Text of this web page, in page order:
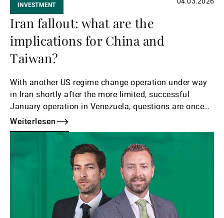
INVESTMENT
Iran fallout: what are the
implications for China and
Taiwan?
With another US regime change operation under way
in Iran shortly after the more limited, successful
January operation in Venezuela, questions are once
again being asked.
Weiterlesen